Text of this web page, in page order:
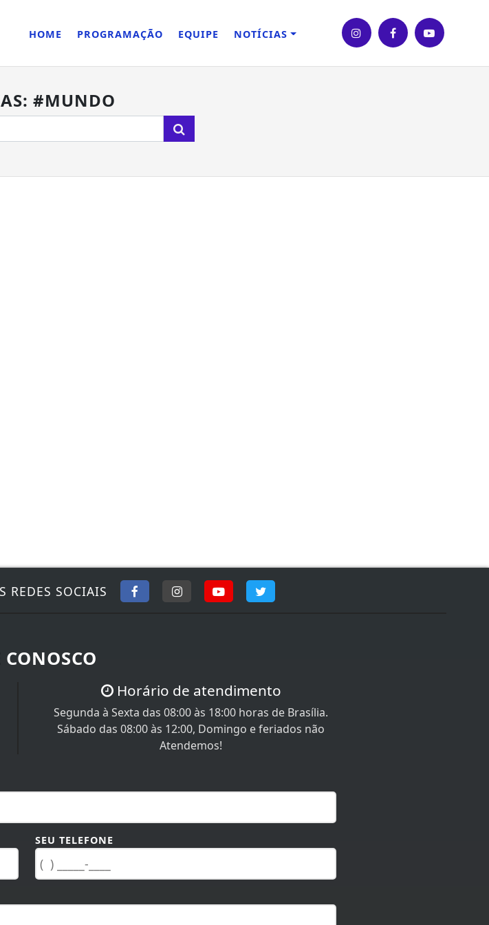
HOME PROGRAMAÇÃO EQUIPE NOTÍCIAS
#MUNDO
REDES SOCIAIS
CONOSCO
Horário de atendimento
Segunda à Sexta das 08:00 às 18:00 horas de Brasília.
Sábado das 08:00 às 12:00, Domingo e feriados não
Atendemos!
SEU TELEFONE